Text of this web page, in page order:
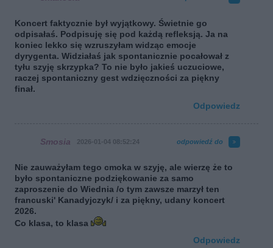
Koncert faktycznie był wyjątkowy. Świetnie go
odpisałaś. Podpisuję się pod każdą refleksją. Ja na
koniec lekko się wzruszyłam widząc emocje
dyrygenta. Widziałaś jak spontanicznie pocałował z
tyłu szyję skrzypka? To nie było jakieś uczuciowe,
raczej spontaniczny gest wdzięczności za piękny
finał.
Odpowiedz
Smosia 2026-01-04 08:52:24 odpowiedź do
Nie zauważyłam tego cmoka w szyję, ale wierzę że to
było spontaniczne podziękowanie za samo
zaproszenie do Wiednia /o tym zawsze marzył ten
francuski' Kanadyjczyk/ i za piękny, udany koncert
2026.
Co klasa, to klasa
Odpowiedz